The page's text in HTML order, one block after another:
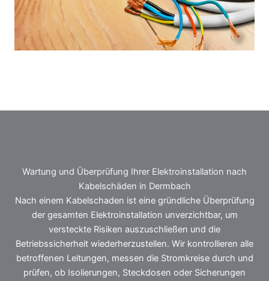
Wartung und Überprüfung Ihrer Elektroinstallation nach
Kabelschäden in Dermbach
Nach einem Kabelschaden ist eine gründliche Überprüfung
der gesamten Elektroinstallation unverzichtbar, um
versteckte Risiken auszuschließen und die
Betriebssicherheit wiederherzustellen. Wir kontrollieren alle
betroffenen Leitungen, messen die Stromkreise durch und
prüfen, ob Isolierungen, Steckdosen oder Sicherungen